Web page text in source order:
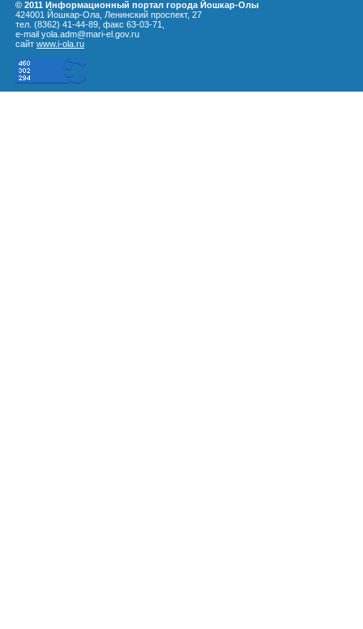
© 2011 Информационный портал города Йошкар-Олы
424001 Йошкар-Ола, Ленинский проспект, 27
тел. (8362) 41-44-89, факс 63-03-71,
e-mail yola.adm@mari-el.gov.ru
сайт www.i-ola.ru